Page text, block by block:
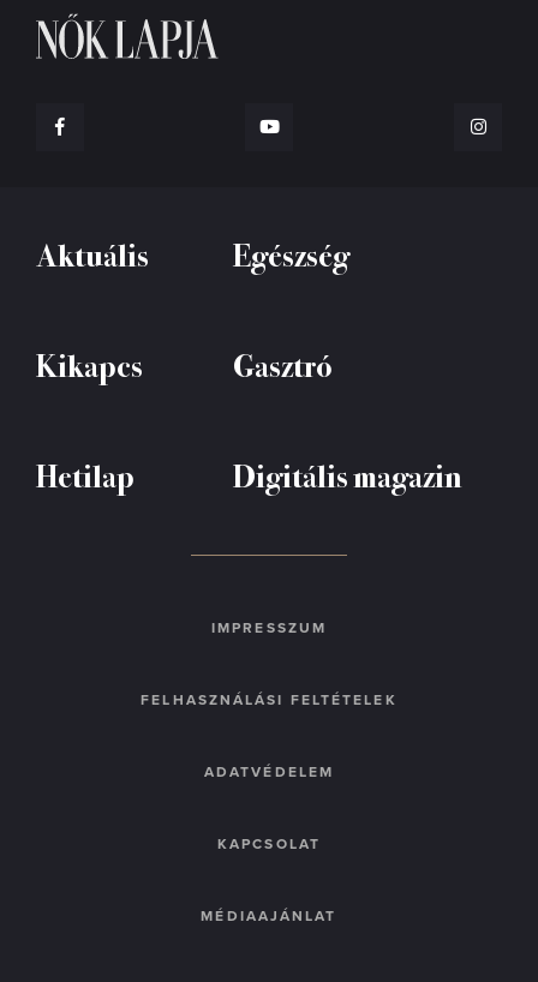
Aktuális Egészség
Kikapcs Gasztró
Hetilap Digitális magazin
IMPRESSZUM
FELHASZNÁLÁSI FELTÉTELEK
ADATVÉDELEM
KAPCSOLAT
MÉDIAAJÁNLAT